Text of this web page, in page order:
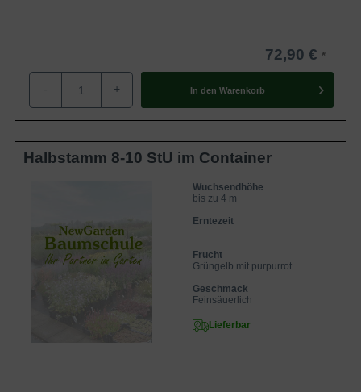
72,90 €
- + In den Warenkorb
Halbstamm 8-10 StU im Container
Wuchsendhöhe
bis zu 4 m
Erntezeit
Frucht
Grüngelb mit purpurrot
Geschmack
Feinsäuerlich
Lieferbar